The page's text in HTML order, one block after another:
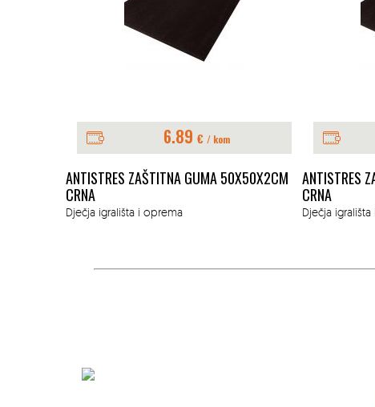
6.89 € / kom
ANTISTRES ZAŠTITNA GUMA 50X50X2CM
CRNA
Dječja igrališta i oprema
ANTISTRES
CRNA
Dječja